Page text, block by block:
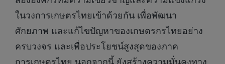
ในวงการเกษตรไทยเข้าด้วยกัน เพื่อพัฒนา
ศักยภาพ และแก้ไขปัญหาของเกษตรกรไทยอย่าง
ครบวงจร และเพื่อประโยชน์สูงสุดของภาค
การเกษตรไทย นอกจากนี้ ยังสร้างความมั่นคงทาง